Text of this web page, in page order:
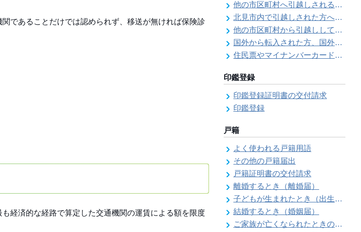
であることだけでは認められず、移送が無ければ保険診
経済的な経路で算定した交通機関の運賃による額を限度
他の市区町村へ引越しされる方へ（転出届）
北見市内で引越しされた方へ（転居届）
他の市区町村から引越しして来た方へ（転入届）
国外から転入された方、国外へ転出される方へ
住民票やマイナンバーカード、印鑑証明書に旧氏（旧姓）が併記できるようになりました！
印鑑登録
印鑑登録証明書の交付請求
印鑑登録
戸籍
よく使われる戸籍用語
その他の戸籍届出
戸籍証明書の交付請求
離婚するとき（離婚届）
子どもが生まれたとき（出生届）
結婚するとき（婚姻届）
ご家族が亡くなられたときの各種手続きのご案内（死亡届）